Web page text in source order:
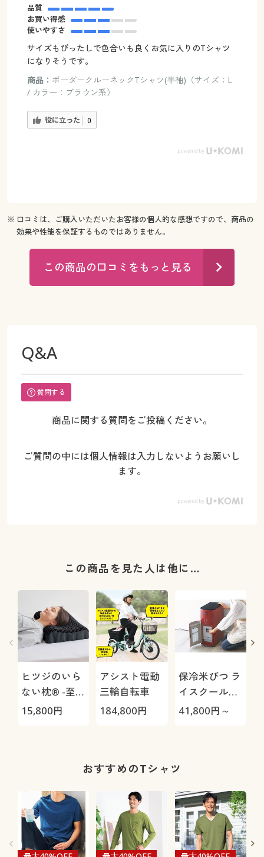
品質
お買い得感
使いやすさ
サイズもぴったしで色合いも良くお気に入りのTシャツ
になりそうです。
商品： ボーダークルーネックTシャツ(半袖)（サイズ：L
/ カラー：ブラウン系）
役に立った 0
※ 口コミは、ご購入いただいたお客様の個人的な感想ですので、商品の
効果や性能を保証するものではありません。
この商品の口コミをもっと見る
Q&A
質問する
商品に関する質問をご投稿ください。
ご質問の中には個人情報は入力しないようお願いし
ます。
この商品を見た人は他に…
ヒツジのいら
ない枕® -至
極-
15,800円
アシスト電動
三輪自転車
184,800円
保冷米びつ ラ
イスクール
HRC-
41,800円～
おすすめのTシャツ